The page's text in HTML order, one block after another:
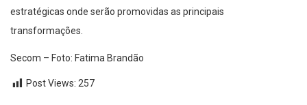
estratégicas onde serão promovidas as principais
transformações.
Secom – Foto: Fatima Brandão
Post Views: 257